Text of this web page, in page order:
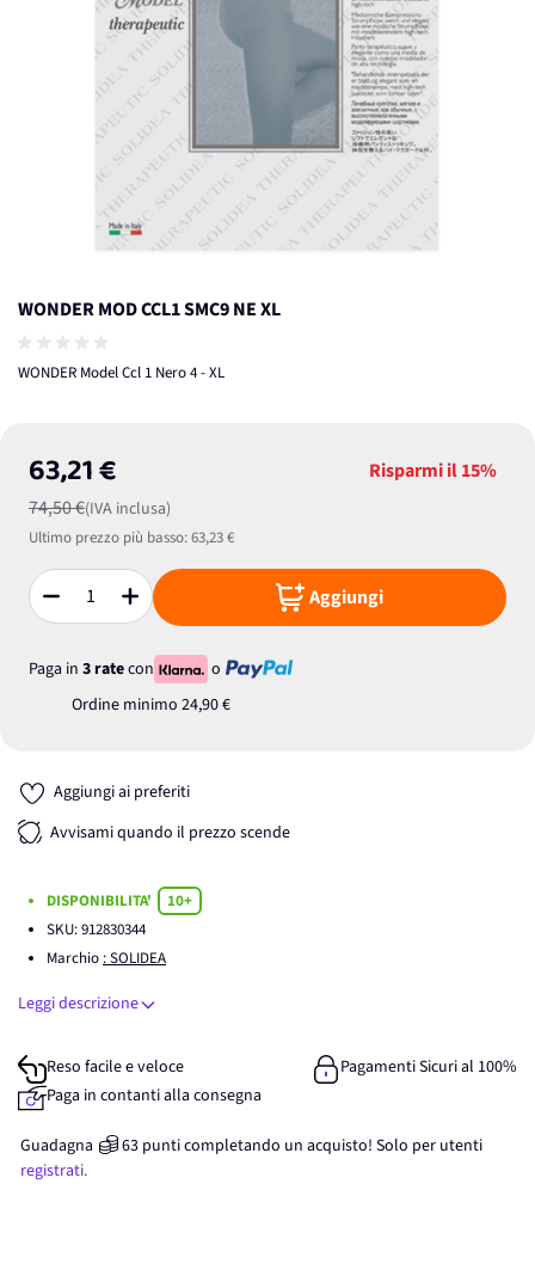
WONDER MOD CCL1 SMC9 NE XL
WONDER Model Ccl 1 Nero 4 - XL
63,21 €
74,50 €(IVA inclusa)
Risparmi il15%
Ultimo prezzo più basso:63,23 €
Quantità Aggiungi
Paga in 3 ratecon
o
Ordine minimo 24,90 €
Aggiungi ai preferiti
Avvisami quando il prezzo scende
DISPONIBILITA'
10+
SKU:912830344
Marchio : SOLIDEA
Leggi descrizione
Reso facile e veloce
Pagamenti Sicuri al 100%
Paga in contanti alla consegna
Guadagna 63 punticompletando un acquisto! Solo per utenti
registrati.